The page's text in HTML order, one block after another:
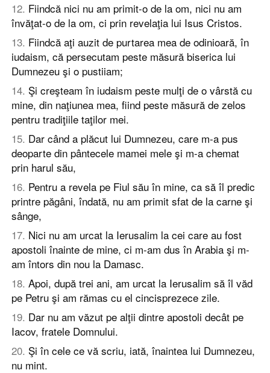
12. Fiindcă nici nu am primit-o de la om, nici nu am
învăţat-o de la om, ci prin revelaţia lui Isus Cristos.
13. Fiindcă aţi auzit de purtarea mea de odinioară, în
iudaism, că persecutam peste măsură biserica lui
Dumnezeu şi o pustiiam;
14. Şi creşteam în iudaism peste mulţi de o vârstă cu
mine, din naţiunea mea, fiind peste măsură de zelos
pentru tradiţiile taţilor mei.
15. Dar când a plăcut lui Dumnezeu, care m-a pus
deoparte din pântecele mamei mele şi m-a chemat
prin harul său,
16. Pentru a revela pe Fiul său în mine, ca să îl predic
printre păgâni, îndată, nu am primit sfat de la carne şi
sânge,
17. Nici nu am urcat la Ierusalim la cei care au fost
apostoli înainte de mine, ci m-am dus în Arabia şi m-
am întors din nou la Damasc.
18. Apoi, după trei ani, am urcat la Ierusalim să îl văd
pe Petru şi am rămas cu el cincisprezece zile.
19. Dar nu am văzut pe alţii dintre apostoli decât pe
Iacov, fratele Domnului.
20. Şi în cele ce vă scriu, iată, înaintea lui Dumnezeu,
nu mint.